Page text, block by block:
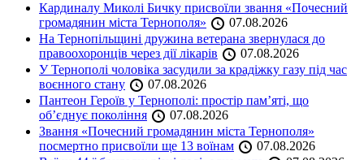
Кардиналу Миколі Бичку присвоїли звання «Почесний
громадянин міста Тернополя»
07.08.2026
На Тернопільщині дружина ветерана звернулася до
правоохоронців через дії лікарів
07.08.2026
У Тернополі чоловіка засудили за крадіжку газу під час
воєнного стану
07.08.2026
Пантеон Героїв у Тернополі: простір пам’яті, що
об’єднує покоління
07.08.2026
Звання «Почесний громадянин міста Тернополя»
посмертно присвоїли ще 13 воїнам
07.08.2026